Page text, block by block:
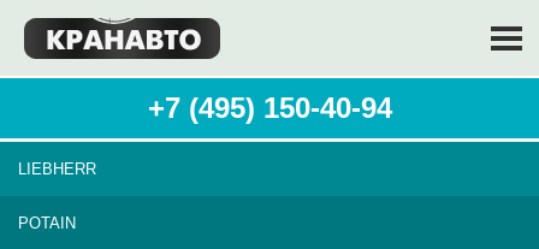
+7 (495) 150-40-94
LIEBHERR
POTAIN